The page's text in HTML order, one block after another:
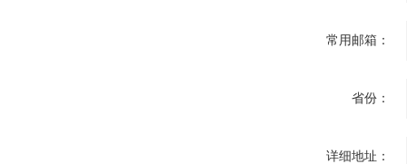
常用邮箱：
省份：
详细地址：